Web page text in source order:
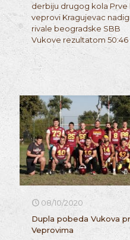
derbiju drugog kola Prve
veprovi Kragujevac
rivale beogradske SBB
Vukove rezultatom 50:46
08/10/2020
Dupla pobeda Vukova
Veprovima